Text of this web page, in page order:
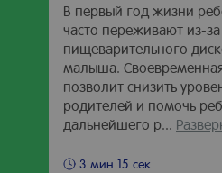
В первый год жизни
часто переживают из-
пищеварительного
малыша.
позволит снизить
родителей и помочь
дальнейшего р...
3 мин 15 сек